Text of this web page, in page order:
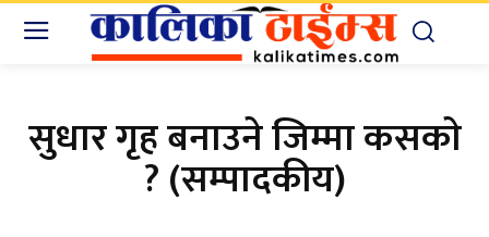
सुधार गृह बनाउने जिम्मा कसकाे
? (सम्पादकीय)